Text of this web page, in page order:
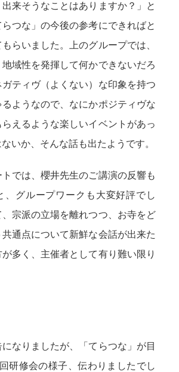
来そうなことはありますか？」と
つな」の今後の参考にできればと
らいました。上のグループでは、
域性を発揮して何かできないだろ
ガティヴ（よくない）な印象を持つ
ようなので、なにかポジティヴな
えるような楽しいイベントがあっ
いか、そんな話も出たようです。
では、櫻井先生のご講演の反響も
、グループワークも大変好評でし
宗派の立場を離れつつ、お寺をど
通点について新鮮な会話が出来た
多く、主催者として有り難い限り
なりましたが、「てらつな」が目
研修会の様子、伝わりましたでし